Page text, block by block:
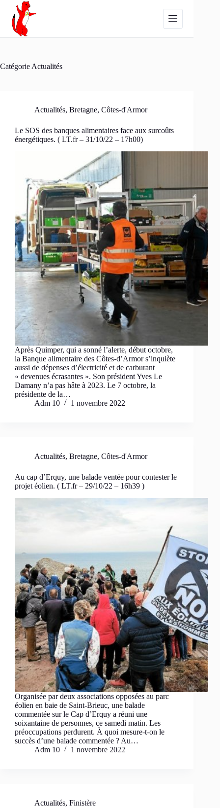
Passer
contenu
Catégorie Actualités
Actualités, Bretagne, Côtes-d'Armor
Le SOS des banques alimentaires face aux surcoûts
énergétiques. ( LT.fr – 31/10/22 – 17h00)
Après Quimper, qui a sonné l’alerte, début octobre,
la Banque alimentaire des Côtes-d’Armor s’inquiète
aussi de dépenses d’électricité et de carburant
« devenues écrasantes ». Son président Yves Le
Damany n’a pas hâte à 2023. Le 7 octobre, la
présidente de la…
Adm 10
1 novembre 2022
Actualités, Bretagne, Côtes-d'Armor
Au cap d’Erquy, une balade ventée pour contester le
projet éolien. ( LT.fr – 29/10/22 – 16h39 )
Organisée par deux associations opposées au parc
éolien en baie de Saint-Brieuc, une balade
commentée sur le Cap d’Erquy a réuni une
soixantaine de personnes, ce samedi matin. Les
préoccupations perdurent. À quoi mesure-t-on le
succès d’une balade commentée ? Au…
Adm 10
1 novembre 2022
Actualités, Finistère